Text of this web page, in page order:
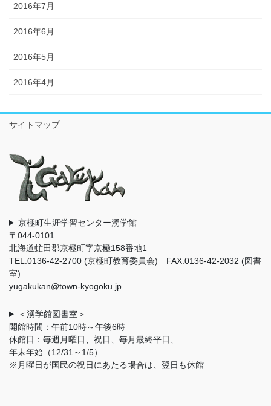
2016年7月
2016年6月
2016年5月
2016年4月
サイトマップ
京極町生涯学習センター湧学館
〒044-0101
北海道虻田郡京極町字京極158番地1
TEL.0136-42-2700 (京極町教育委員会) FAX.0136-42-2032 (図書
室)
yugakukan@town-kyogoku.jp
＜湧学館図書室＞
開館時間：午前10時～午後6時
休館日：毎週月曜日、祝日、毎月最終平日、
年末年始（12/31～1/5）
※月曜日が国民の祝日にあたる場合は、翌日も休館